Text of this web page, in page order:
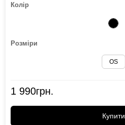
Колір
Розміри
OS
1 990грн.
Купити